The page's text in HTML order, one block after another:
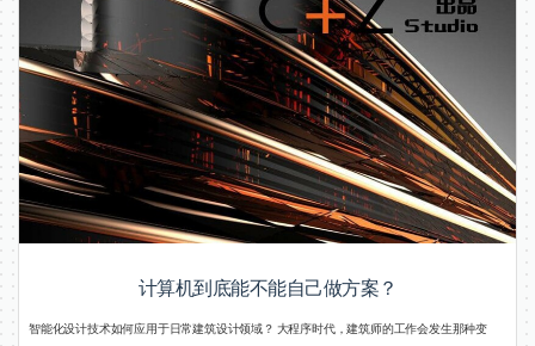
计算机到底能不能自己做方案？
智能化设计技术如何应用于日常建筑设计领域？ 大程序时代，建筑师的工作会发生那种变